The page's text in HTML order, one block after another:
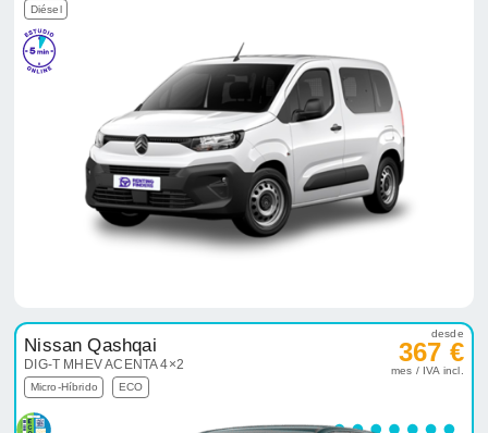
Diésel
Nissan Qashqai
DIG-T MHEV ACENTA 4×2
Micro-Híbrido ECO
desde
367 €
mes / IVA incl.